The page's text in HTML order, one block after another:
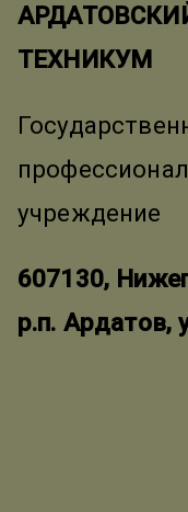
ТЕХНИКУМ
учреждение
607130,
р.п. Ардатов,